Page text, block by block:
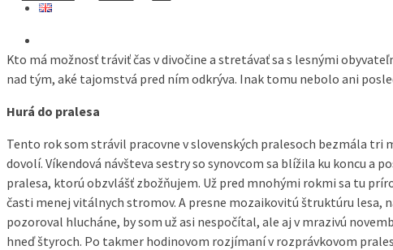
Kto má možnosť tráviť čas v divočine a stretávať sa s lesnými
nad tým, aké tajomstvá pred ním odkrýva. Inak tomu nebolo ani
Hurá do pralesa
Tento rok som strávil pracovne v slovenských pralesoch bezmála tri
dovolí. Víkendová návšteva sestry so synovcom sa blížila ku koncu a
pralesa, ktorú obzvlášť zbožňujem. Už pred mnohými rokmi sa tu
časti menej vitálnych stromov. A presne mozaikovitú štruktúru lesa,
pozoroval hlucháne, by som už asi nespočítal, ale aj v mrazivú
hneď štyroch. Po takmer hodinovom rozjímaní v rozprávkovom